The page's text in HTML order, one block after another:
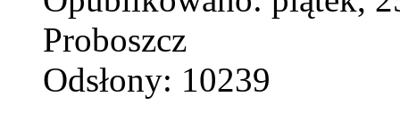
Proboszcz
Odsłony: 10239